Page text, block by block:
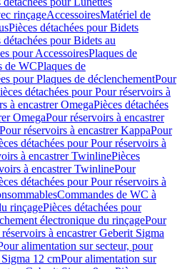
rinçageAccessoiresMatériel de
Pièces détachées pour Bidets
détachées pour Bidets au
pour AccessoiresPlaques de
de WCPlaques de
pour Plaques de déclenchementPour
détachées pour Pour réservoirs à
à encastrer OmegaPièces détachées
OmegaPour réservoirs à encastrer
réservoirs à encastrer KappaPour
détachées pour Pour réservoirs à
à encastrer TwinlinePièces
à encastrer TwinlinePour
détachées pour Pour réservoirs à
Commandes de WC à
rinçagePièces détachées pour
électronique du rinçagePour
à encastrer Geberit Sigma
alimentation sur secteur, pour
12 cmPour alimentation sur